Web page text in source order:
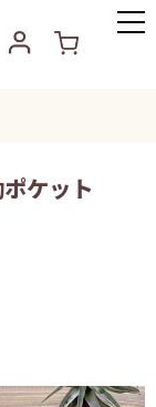
ケット